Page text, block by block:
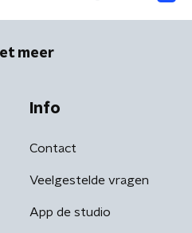
meer
Info
Contact
Veelgestelde vragen
App de studio